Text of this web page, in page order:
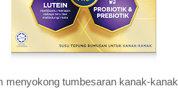
menyokong tumbesaran kanak-